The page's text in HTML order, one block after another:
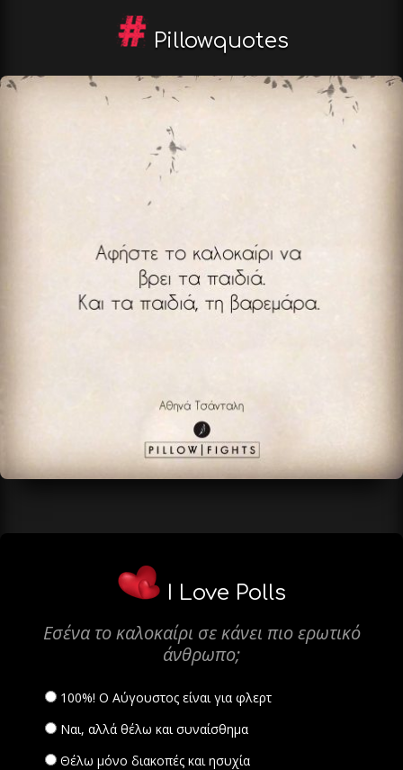
Pillowquotes
I Love Polls
Εσένα το καλοκαίρι σε κάνει πιο ερωτικό
άνθρωπο;
100%! Ο Αύγουστος είναι για φλερτ
Ναι, αλλά θέλω και συναίσθημα
Θέλω μόνο διακοπές και ησυχία